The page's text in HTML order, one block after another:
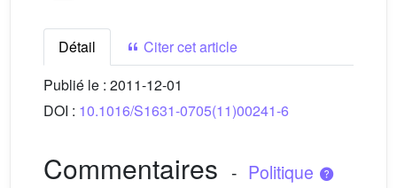
Détail
Citer cet article
Publié le : 2011-12-01
DOI : 10.1016/S1631-0705(11)00241-6
Commentaires - Politique